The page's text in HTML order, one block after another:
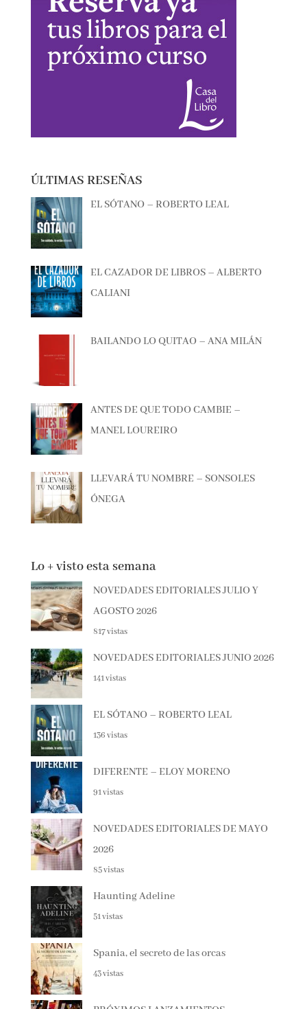
ÚLTIMAS RESEÑAS
EL SÓTANO – ROBERTO LEAL
EL CAZADOR DE LIBROS – ALBERTO
CALIANI
BAILANDO LO QUITAO – ANA MILÁN
ANTES DE QUE TODO CAMBIE –
MANEL LOUREIRO
LLEVARÁ TU NOMBRE – SONSOLES
ÓNEGA
Lo + visto esta semana
NOVEDADES EDITORIALES JULIO Y
AGOSTO 2026
817 vistas
NOVEDADES EDITORIALES JUNIO
2026
EL SÓTANO – ROBERTO LEAL
DIFERENTE – ELOY MORENO
NOVEDADES EDITORIALES DE MAYO
2026
Haunting Adeline
Spania, el secreto de las orcas